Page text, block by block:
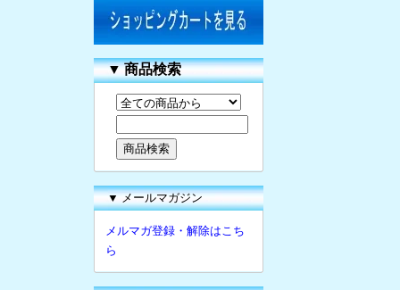
▼商品検索
▼ メールマガジン
メルマガ登録・解除はこち
ら